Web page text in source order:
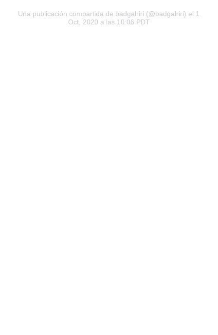
Una publicación compartida de badgalriri (@badgalriri) el 1
Oct, 2020 a las 10:06 PDT